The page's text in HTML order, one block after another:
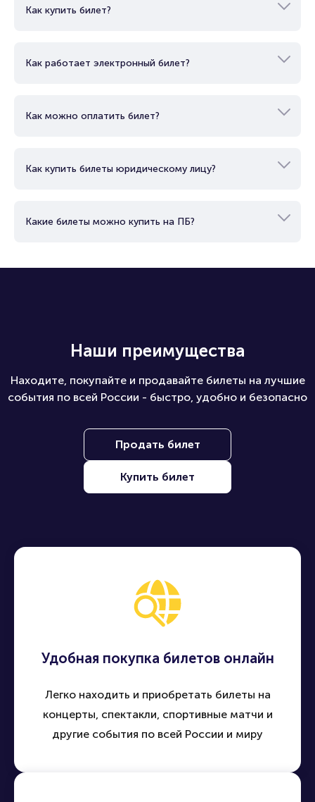
Организаторам
Как купить билет?
Как работает электронный билет?
Как можно оплатить билет?
Как купить билеты юридическому лицу?
Какие билеты можно купить на ПБ?
Наши преимущества
Находите, покупайте и продавайте билеты на лучшие
события по всей России - быстро, удобно и безопасно
Продать билет
Купить билет
Удобная покупка билетов онлайн
Легко находить и приобретать билеты на
концерты, спектакли, спортивные матчи и
другие события по всей России и миру